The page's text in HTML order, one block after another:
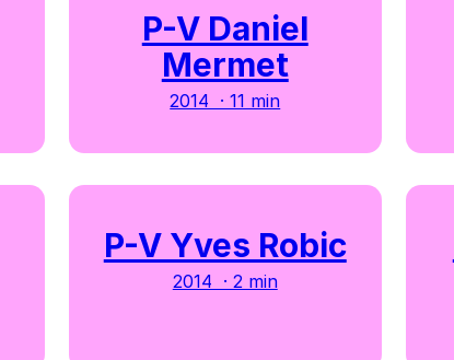
P-V Daniel
Mermet
2014 · 11 min
P-V Yves Robic
2014 · 2 min